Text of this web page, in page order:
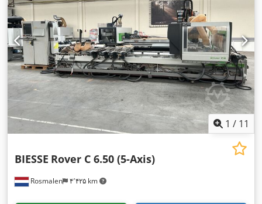
1 / 11
Rosmalen ۴٬۴۲۵ km
BIESSE Rover C 6.50 (5-Axis)